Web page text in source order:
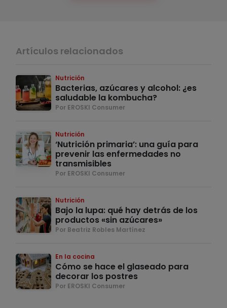
Artículos relacionados
Nutrición
Bacterias, azúcares y alcohol: ¿es
saludable la kombucha?
Por EROSKI Consumer
Nutrición
‘Nutrición primaria’: una guía para
prevenir las enfermedades no
transmisibles
Por EROSKI Consumer
Nutrición
Bajo la lupa: qué hay detrás de los
productos «sin azúcares»
Por Beatriz Robles Martínez
En la cocina
Cómo se hace el glaseado para
decorar los postres
Por EROSKI Consumer